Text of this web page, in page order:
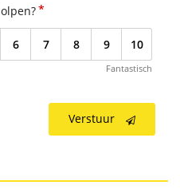
*
6 7 8 9 10
Fantastisch
Verstuur